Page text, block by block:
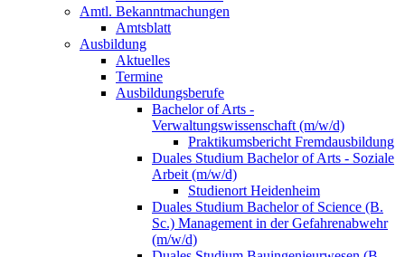
Amtl. Bekanntmachungen
Amtsblatt
Ausbildung
Aktuelles
Termine
Ausbildungsberufe
Bachelor of Arts -
Verwaltungswissenschaft (m/w/d)
Praktikumsbericht Fremdausbildung
Duales Studium Bachelor of Arts - Soziale
Arbeit (m/w/d)
Studienort Heidenheim
Duales Studium Bachelor of Science (B.
Sc.) Management in der Gefahrenabwehr
(m/w/d)